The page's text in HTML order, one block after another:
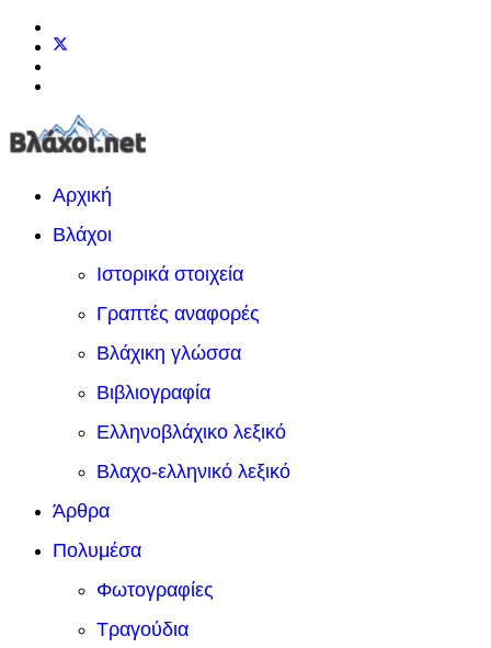
Αρχική
Βλάχοι
Ιστορικά στοιχεία
Γραπτές αναφορές
Βλάχικη γλώσσα
Βιβλιογραφία
Ελληνοβλάχικο λεξικό
Βλαχο-ελληνικό λεξικό
Άρθρα
Πολυμέσα
Φωτογραφίες
Τραγούδια